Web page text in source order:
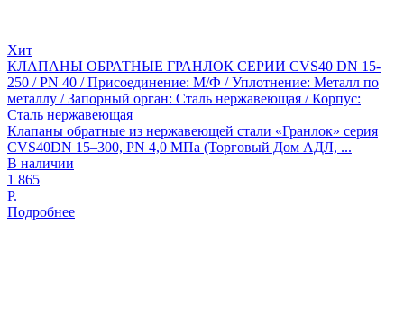
Хит
КЛАПАНЫ ОБРАТНЫЕ ГРАНЛОК СЕРИИ CVS40 DN 15-
250 / PN 40 / Присоединение: М/Ф / Уплотнение: Металл по
металлу / Запорный орган: Сталь нержавеющая / Корпус:
Сталь нержавеющая
Клапаны обратные из нержавеющей стали «Гранлок» серия
CVS40DN 15–300, PN 4,0 МПа (Торговый Дом АДЛ, ...
В наличии
1 865
Р.
Подробнее